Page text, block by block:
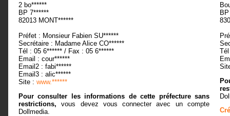
2 bo******
BP 7******
82013 MONT******
Préfet : Monsieur Fabien SU******
Secrétaire : Madame Alice CO******
Tél : 05 6****** / Fax : 05 6******
Email : cour******
Email2 : fabi******
Email3 : alic******
Site : www.******
Pour consulter les informations de cette préfecture sans
restrictions, vous devez vous connecter avec un compte
Dollmedia.